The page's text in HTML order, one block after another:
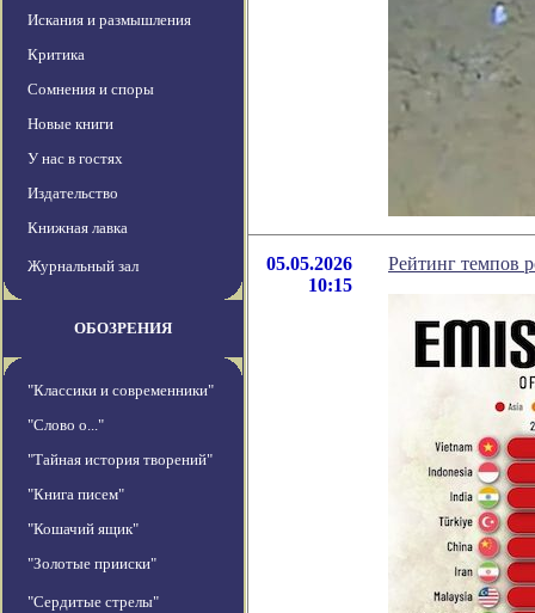
Искания и размышления
Критика
Сомнения и споры
Новые книги
У нас в гостях
Издательство
Книжная лавка
Журнальный зал
ОБОЗРЕНИЯ
"Классики и современники"
"Слово о..."
"Тайная история творений"
"Книга писем"
"Кошачий ящик"
"Золотые прииски"
"Сердитые стрелы"
05.05.2026
10:15
Рейтинг темпов